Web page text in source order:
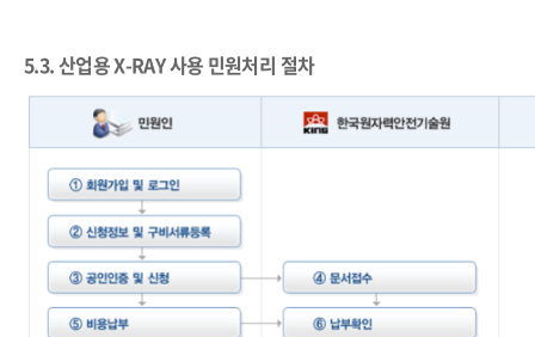
5.3.산업용X-RAY사용 민원처리 절차